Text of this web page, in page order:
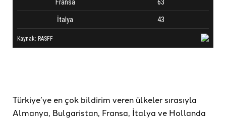
Türkiye’ye en çok bildirim veren ülkeler sırasıyla
Almanya, Bulgaristan, Fransa, İtalya ve Hollanda